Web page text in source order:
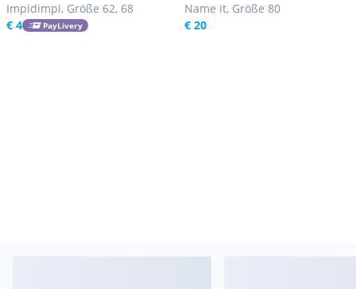
Impidimpi, Größe 62, 68
€ 4
PayLivery
80
Name it, Größe 80
€ 20